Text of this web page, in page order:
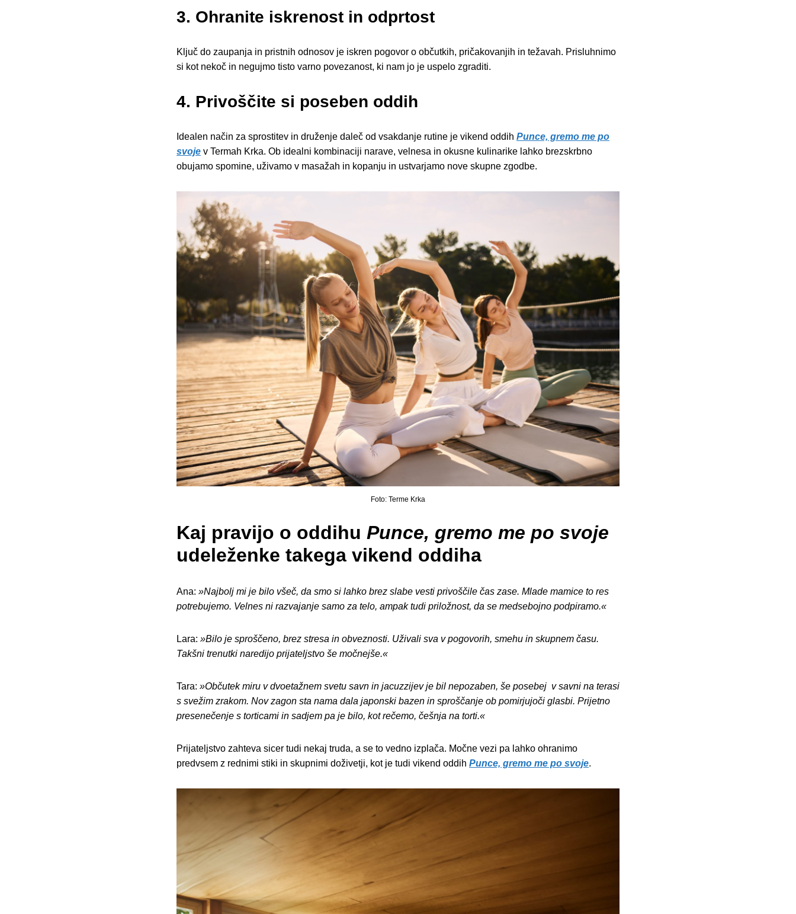
3. Ohranite iskrenost in odprtost
Ključ do zaupanja in pristnih odnosov je iskren pogovor o občutkih, pričakovanjih in težavah. Prisluhnimo
si kot nekoč in negujmo tisto varno povezanost, ki nam jo je uspelo zgraditi.
4. Privoščite si poseben oddih
Idealen način za sprostitev in druženje daleč od vsakdanje rutine je vikend oddih Punce, gremo me po
svoje v Termah Krka. Ob idealni kombinaciji narave, velnesa in okusne kulinarike lahko brezskrbno
obujamo spomine, uživamo v masažah in kopanju in ustvarjamo nove skupne zgodbe.
Foto: Terme Krka
Kaj pravijo o oddihu Punce, gremo me po svoje
udeleženke takega vikend oddiha
Ana: »Najbolj mi je bilo všeč, da smo si lahko brez slabe vesti privoščile čas zase. Mlade mamice to res
potrebujemo. Velnes ni razvajanje samo za telo, ampak tudi priložnost, da se medsebojno podpiramo.«
Lara: »Bilo je sproščeno, brez stresa in obveznosti. Uživali sva v pogovorih, smehu in skupnem času.
Takšni trenutki naredijo prijateljstvo še močnejše.«
Tara: »Občutek miru v dvoetažnem svetu savn in jacuzzijev je bil nepozaben, še posebej v savni na terasi
s svežim zrakom. Nov zagon sta nama dala japonski bazen in sproščanje ob pomirjujoči glasbi. Prijetno
presenečenje s torticami in sadjem pa je bilo, kot rečemo, češnja na torti.«
Prijateljstvo zahteva sicer tudi nekaj truda, a se to vedno izplača. Močne vezi pa lahko ohranimo
predvsem z rednimi stiki in skupnimi doživetji, kot je tudi vikend oddih Punce, gremo me po svoje.